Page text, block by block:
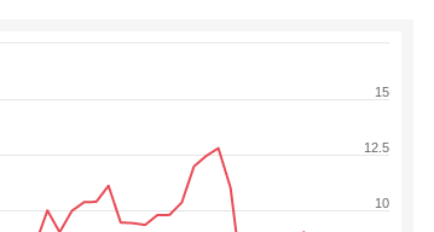
10
12.5
15